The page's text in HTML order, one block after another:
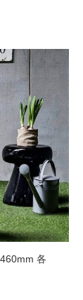
各